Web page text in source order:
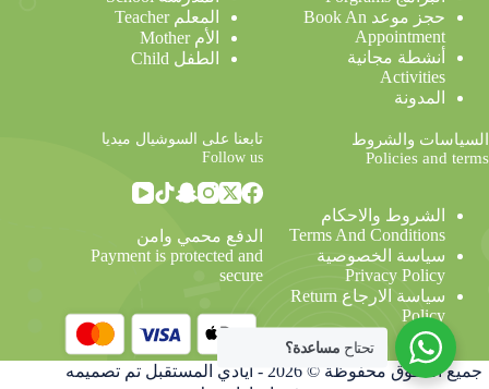
حجز موعد Book An
Appointment
أنشطة مجانية
Activities
المدونة
المعلم Teacher
الأم Mother
الطفل Child
السياسات والشروط
Policies and terms
الشروط والاحكام
Terms And Conditions
سياسة الخصوصية
Privacy Policy
سياسة الارجاع Return
Policy
تابعنا على السوشيال ميديا
Follow us
الدفع محمي وامن
Payment is protected and
secure
جميع الحقوق محفوظة © 2026 - أيادي المستقبل
تم تصميمه
تحتاح مساعدة؟